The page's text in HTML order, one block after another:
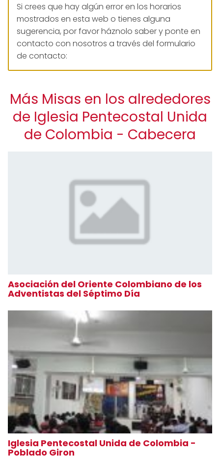
Si crees que hay algún error en los horarios
mostrados en esta web o tienes alguna
sugerencia, por favor háznolo saber y ponte en
contacto con nosotros a través del formulario
de contacto:
Más Misas en los alrededores
de Iglesia Pentecostal Unida
de Colombia - Cabecera
Asociación del Oriente Colombiano de los
Adventistas del Séptimo Día
Iglesia Pentecostal Unida de Colombia -
Poblado Giron